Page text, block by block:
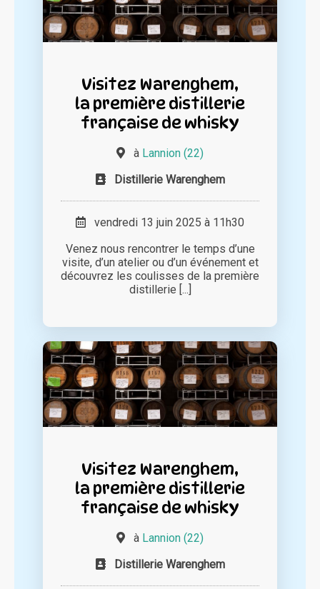
Visitez Warenghem,
la première distillerie
française de whisky
à Lannion (22)
Distillerie Warenghem
vendredi 13 juin 2025 à 11h30
Venez nous rencontrer le temps d’une
visite, d’un atelier ou d’un événement et
découvrez les coulisses de la première
distillerie [...]
Visitez Warenghem,
la première distillerie
française de whisky
à Lannion (22)
Distillerie Warenghem